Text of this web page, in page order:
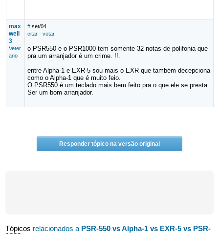
max
well
3
Veter
ano
# set/04
citar· votar
o PSR550 e o PSR1000 tem somente 32 notas de polifonia que
pra um arranjador é um crime. !!.
entre Alpha-1 e EXR-5 sou mais o EXR que também decepciona
como o Alpha-1 que é muito feio.
O PSR550 é um teclado mais bem feito pra o que ele se presta:
Ser um bom arranjador.
Responder tópico na versão original
Tópicos relacionados a PSR-550 vs Alpha-1 vs EXR-5 vs PSR-